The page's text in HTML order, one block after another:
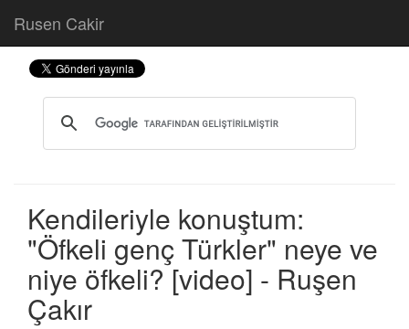
Rusen Cakir
Kendileriyle konuştum:
"Öfkeli genç Türkler" neye ve
niye öfkeli? [video] - Ruşen
Çakır